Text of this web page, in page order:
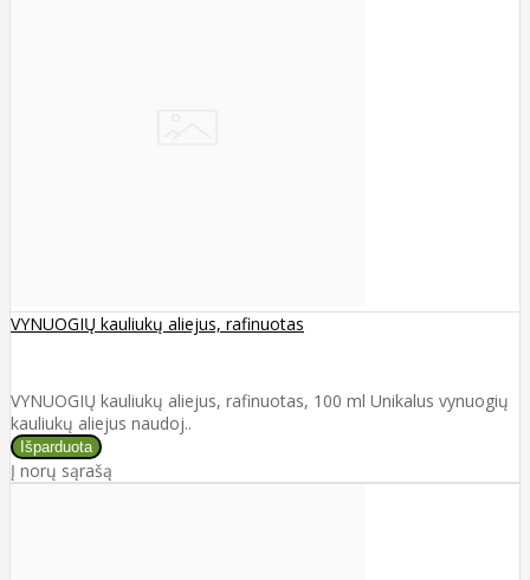
VYNUOGIŲ kauliukų aliejus, rafinuotas
VYNUOGIŲ kauliukų aliejus, rafinuotas, 100 ml Unikalus vynuogių
kauliukų aliejus naudoj..
Į norų sąrašą